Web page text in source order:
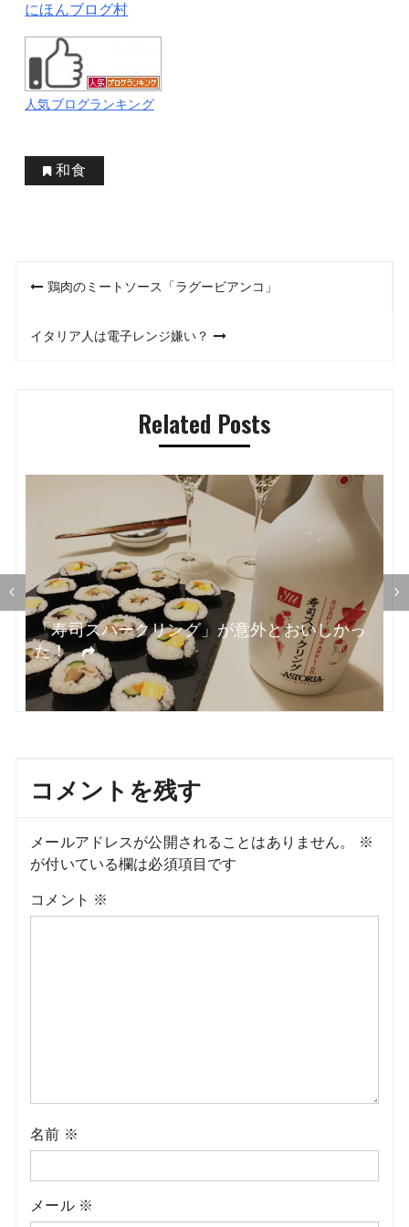
にほんブログ村
人気ブログランキング
和食
投
ナ
ー
ン
鶏肉のミートソース「ラグービアンコ」
イタリア人は電子レンジ嫌い？
Related Posts
「寿司スパークリング」が意外とおいしかっ
た！
コメントを残す
メールアドレスが公開されることはありません。
※
が付いている欄は必須項目です
コメント ※
名前 ※
メール ※